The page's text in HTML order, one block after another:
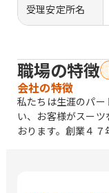
受理安定所名
職場の特徴
会社の特徴
私たちは生涯のパ
い、お客様がスー
おります。創業４７